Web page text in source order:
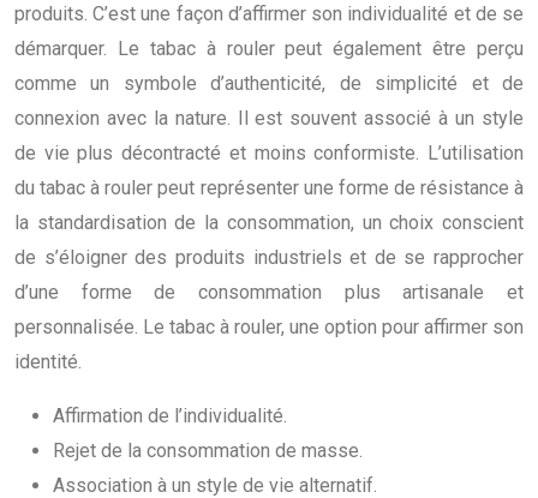
produits. C’est une façon d’affirmer son individualité et de se
démarquer. Le tabac à rouler peut également être perçu
comme un symbole d’authenticité, de simplicité et de
connexion avec la nature. Il est souvent associé à un style
de vie plus décontracté et moins conformiste. L’utilisation
du tabac à rouler peut représenter une forme de résistance à
la standardisation de la consommation, un choix conscient
de s’éloigner des produits industriels et de se rapprocher
d’une forme de consommation plus artisanale et
personnalisée. Le tabac à rouler, une option pour affirmer son
identité.
Affirmation de l’individualité.
Rejet de la consommation de masse.
Association à un style de vie alternatif.